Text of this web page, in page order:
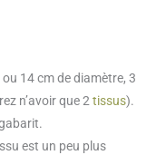
14 cm de diamètre, 3
n’avoir que 2tissus).
est un peu plus